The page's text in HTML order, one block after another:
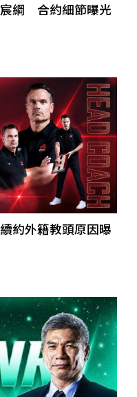
綱 合約細節曝光
約外籍教頭原因曝